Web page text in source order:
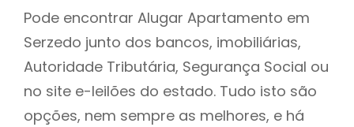
Pode encontrar Alugar Apartamento em
Serzedo junto dos bancos, imobiliárias,
Autoridade Tributária, Segurança Social ou
no site e-leilões do estado. Tudo isto são
opções, nem sempre as melhores, e há